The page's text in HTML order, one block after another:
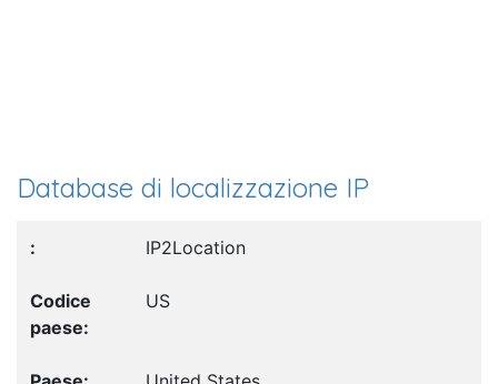
Database di localizzazione IP
IP2Location
US